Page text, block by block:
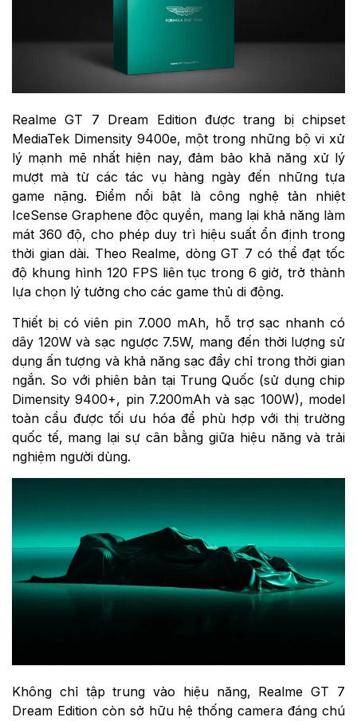
Realme GT 7 Dream Edition được trang bị chipset
MediaTek Dimensity 9400e, một trong những bộ vi xử
lý mạnh mẽ nhất hiện nay, đảm bảo khả năng xử lý
mượt mà từ các tác vụ hàng ngày đến những tựa
game nặng. Điểm nổi bật là công nghệ tản nhiệt
IceSense Graphene độc quyền, mang lại khả năng làm
mát 360 độ, cho phép duy trì hiệu suất ổn định trong
thời gian dài. Theo Realme, dòng GT 7 có thể đạt tốc
độ khung hình 120 FPS liên tục trong 6 giờ, trở thành
lựa chọn lý tưởng cho các game thủ di động.
Thiết bị có viên pin 7.000 mAh, hỗ trợ sạc nhanh có
dây 120W và sạc ngược 7.5W, mang đến thời lượng sử
dụng ấn tượng và khả năng sạc đầy chỉ trong thời gian
ngắn. So với phiên bản tại Trung Quốc (sử dụng chip
Dimensity 9400+, pin 7.200mAh và sạc 100W), model
toàn cầu được tối ưu hóa để phù hợp với thị trường
quốc tế, mang lại sự cân bằng giữa hiệu năng và trải
nghiệm người dùng.
Không chỉ tập trung vào hiệu năng, Realme GT 7
Dream Edition còn sở hữu hệ thống camera đáng chú